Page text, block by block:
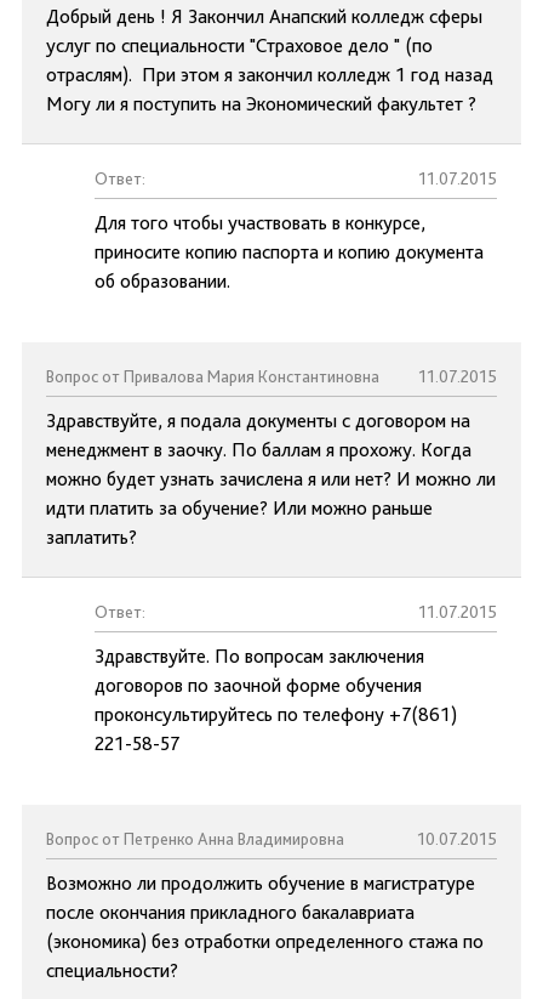
Добрый день ! Я Закончил Анапский колледж сферы
услуг по специальности "Страховое дело " (по
отраслям). При этом я закончил колледж 1 год назад
Могу ли я поступить на Экономический факультет ?
Ответ: 11.07.2015
Для того чтобы участвовать в конкурсе,
приносите копию паспорта и копию документа
об образовании.
Вопрос от Привалова Мария Константиновна 11.07.2015
Здравствуйте, я подала документы с договором на
менеджмент в заочку. По баллам я прохожу. Когда
можно будет узнать зачислена я или нет? И можно ли
идти платить за обучение? Или можно раньше
заплатить?
Ответ: 11.07.2015
Здравствуйте. По вопросам заключения
договоров по заочной форме обучения
проконсультируйтесь по телефону +7(861)
221-58-57
Вопрос от Петренко Анна Владимировна 10.07.2015
Возможно ли продолжить обучение в магистратуре
после окончания прикладного бакалавриата
(экономика) без отработки определенного стажа по
специальности?